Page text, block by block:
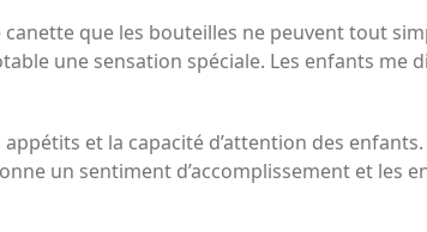
que les bouteilles ne peuvent tout
une sensation spéciale. Les enfants me
et la capacité d’attention des
un sentiment d’accomplissement et les